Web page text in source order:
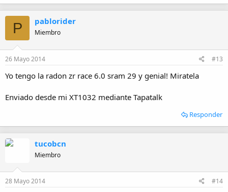
P pablorider
Miembro
26 Mayo 2014 #13
Yo tengo la radon zr race 6.0 sram 29 y genial! Miratela
Enviado desde mi XT1032 mediante Tapatalk
Responder
tucobcn
Miembro
28 Mayo 2014 #14